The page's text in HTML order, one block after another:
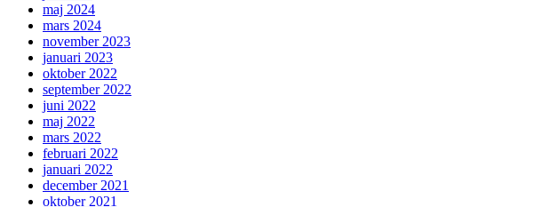
maj 2024
mars 2024
november 2023
januari 2023
oktober 2022
september 2022
juni 2022
maj 2022
mars 2022
februari 2022
januari 2022
december 2021
oktober 2021